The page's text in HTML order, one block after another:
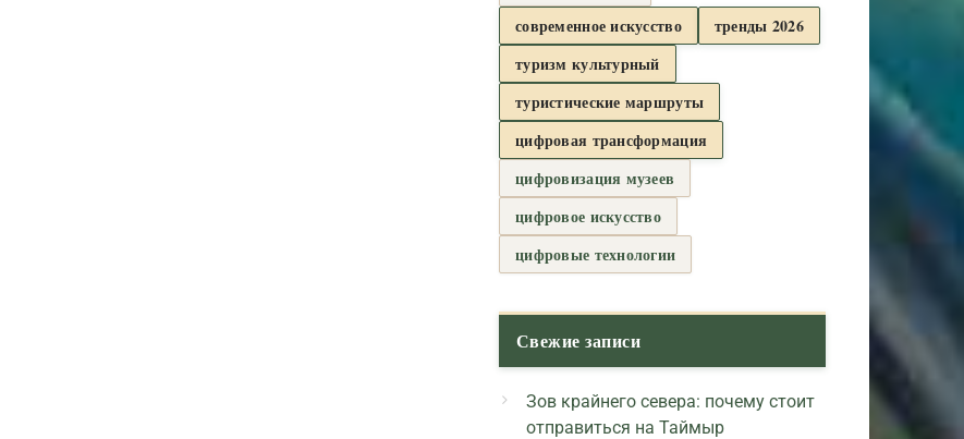
современное искусство
тренды 2026
туризм культурный
туристические маршруты
цифровая трансформация
цифровизация музеев
цифровое искусство
цифровые технологии
Свежие записи
Зов крайнего севера: почему стоит
отправиться на Таймыр